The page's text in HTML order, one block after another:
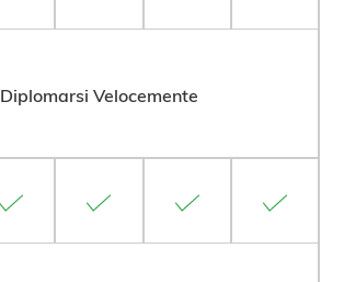
Diplomarsi Velocemente